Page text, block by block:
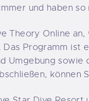
und haben
Theory Online
Das Programm
Umgebung sowie
können